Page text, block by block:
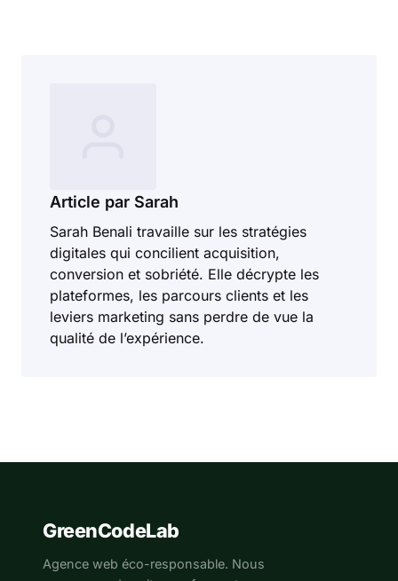
Article par Sarah
Sarah Benali travaille sur les stratégies
digitales qui concilient acquisition,
conversion et sobriété. Elle décrypte les
plateformes, les parcours clients et les
leviers marketing sans perdre de vue la
qualité de l’expérience.
GreenCodeLab
Agence web éco-responsable. Nous